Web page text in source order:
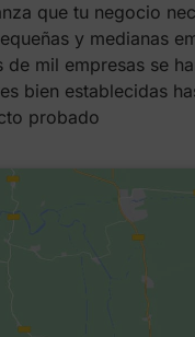
que tu negocio
y medianas
de mil empresas se
bien establecidas
probado